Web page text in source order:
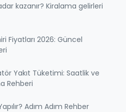
kazanır? Kiralama gelirleri
Fiyatları 2026: Güncel
Yakıt Tüketimi: Saatlik ve
Rehberi
Adım Adım Rehber